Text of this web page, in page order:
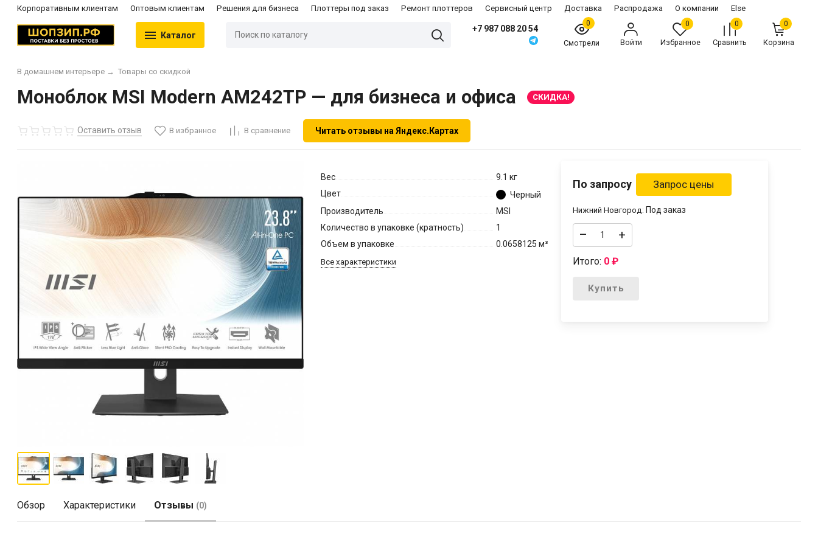
Корпоративным клиентам Оптовым клиентам Решения для бизнеса Плоттеры под заказ Ремонт плоттеров Сервисный центр Доставка Распродажа О компании Else
Каталог
+7 987 088 20 54
0
Смотрели Войти
0
Избранное
0
Сравнить
0
Корзина
В домашнем интерьере → Товары со скидкой
Моноблок MSI Modern AM242TP — для бизнеса и офиса СКИДКА!
Оставить отзыв В избранное В сравнение Читать отзывы на Яндекс.Картах
Вес
9.1 кг
Цвет
Черный
Производитель
MSI
Количество в упаковке (кратность)
1
Объем в упаковке
0.0658125 м³
Все характеристики
По запросу
Нижний Новгород: Под заказ
– +
Итого: 0₽
Купить
Обзор Характеристики Отзывы (0)